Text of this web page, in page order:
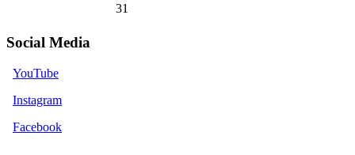
31
Social Media
YouTube
Instagram
Facebook